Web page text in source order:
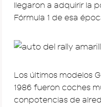
llegaron a adquirir la
Fórmula 1 de esa
Los últimos modelos
1986 fueron coches
conpotencias de